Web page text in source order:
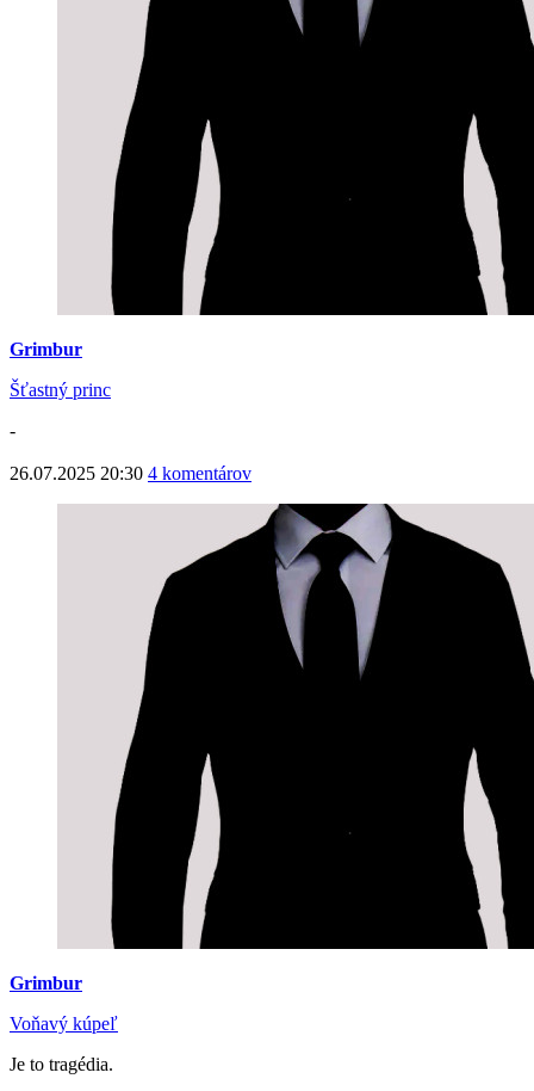
Grimbur
Šťastný princ
-
26.07.2025 20:30 4 komentárov
Grimbur
Voňavý kúpeľ
Je to tragédia.